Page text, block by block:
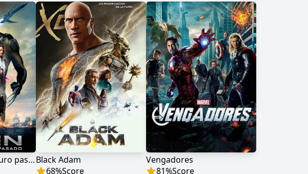
X-Men: Días del futuro pasadoBlack Adam
68%Score
Vengadores
81%Score